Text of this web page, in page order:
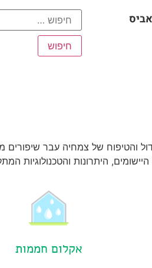
והטיפוח של צמחיה עבר שיפורים
היתרונות והטכנולוגיות
אקלום חממות